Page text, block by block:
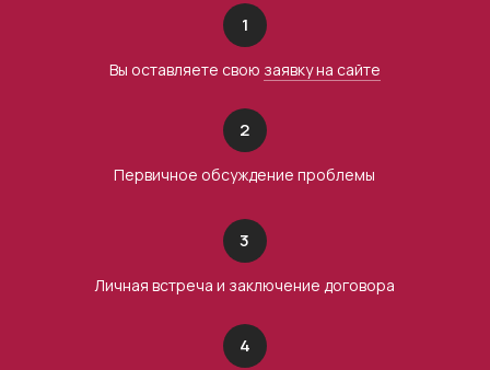
1
Вы оставляете свою заявку на сайте
2
Первичное обсуждение проблемы
3
Личная встреча и заключение договора
4